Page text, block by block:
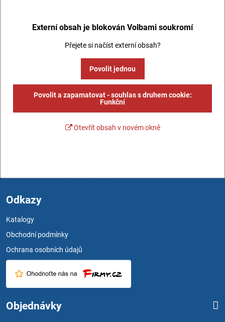
Externí obsah je blokován Volbami soukromí
Přejete si načíst externí obsah?
Povolit jednou
Povolit a zapamatovat - souhlas s druhem cookie:
Funkční
Otevřít obsah v novém okně
Odkazy
Katalogy
Obchodní podmínky
Ochrana osobních údajů
Objednávky